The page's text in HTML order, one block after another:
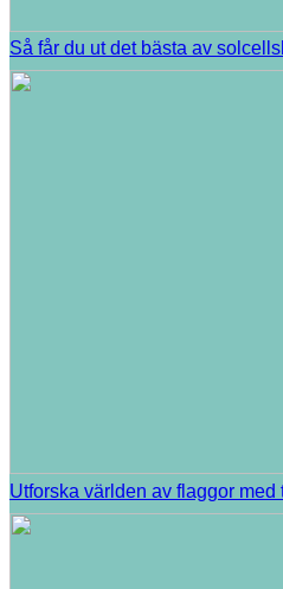
Så får du ut det bästa av
Utforska världen av flaggor